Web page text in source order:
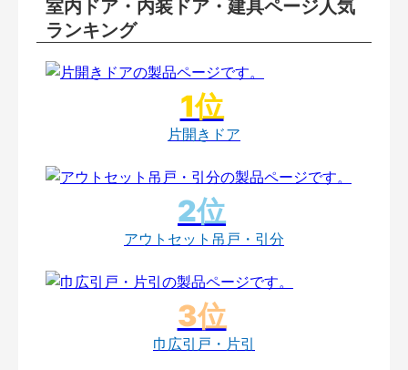
室内ドア・内装ドア・建具ページ人気
ランキング
片開きドア
アウトセット吊戸・引分
巾広引戸・片引